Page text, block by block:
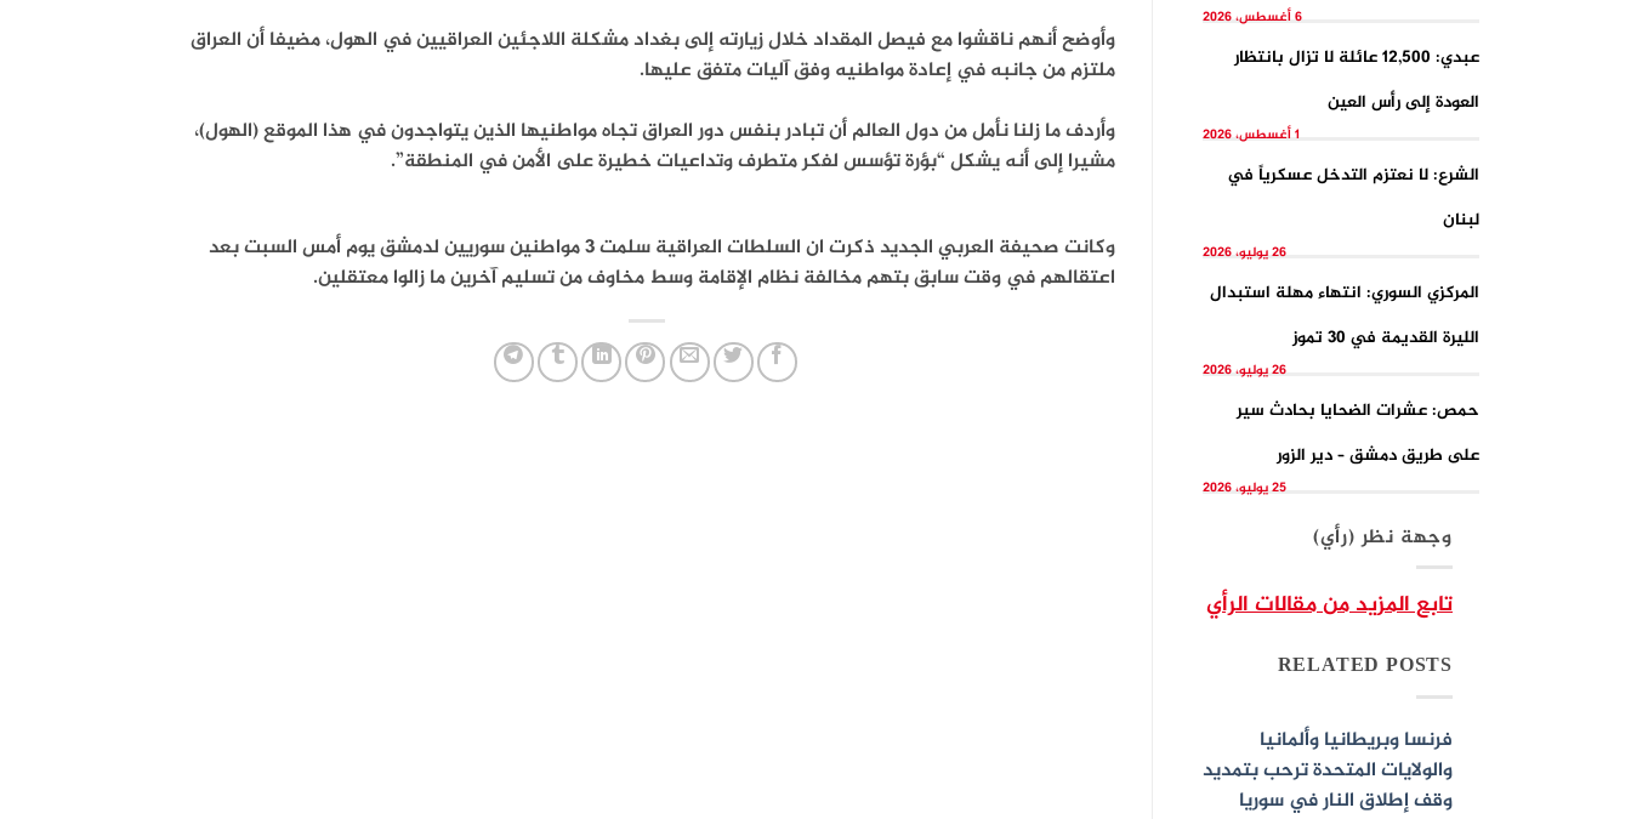
6 أغسطس، 2026
عبدي: 12,500 عائلة لا تزال بانتظار
العودة إلى رأس العين
1 أغسطس، 2026
الشرع: لا نعتزم التدخل عسكرياً في
لبنان
26 يوليو، 2026
المركزي السوري: انتهاء مهلة استبدال
الليرة القديمة في 30 تموز
26 يوليو، 2026
حمص: عشرات الضحايا بحادث سير
على طريق دمشق – دير الزور
25 يوليو، 2026
وجهة نظر (رأي)
تابع المزيد من مقالات الرأي
RELATED POSTS
فرنسا وبريطانيا وألمانيا
والولايات المتحدة ترحب بتمديد
وقف إطلاق النار في سوريا
وأوضح أنهم ناقشوا مع فيصل المقداد خلال زيارته إلى بغداد مشكلة اللاجئين العراقيين في الهول، مضيفا أن العراق
ملتزم من جانبه في إعادة مواطنيه وفق آليات متفق عليها.
وأردف ما زلنا نأمل من دول العالم أن تبادر بنفس دور العراق تجاه مواطنيها الذين يتواجدون في هذا الموقع (الهول)،
مشيرا إلى أنه يشكل “بؤرة تؤسس لفكر متطرف وتداعيات خطيرة على الأمن في المنطقة”.
وكانت صحيفة العربي الجديد ذكرت ان السلطات العراقية سلمت 3 مواطنين سوريين لدمشق يوم أمس السبت بعد
اعتقالهم في وقت سابق بتهم مخالفة نظام الإقامة وسط مخاوف من تسليم آخرين ما زالوا معتقلين.